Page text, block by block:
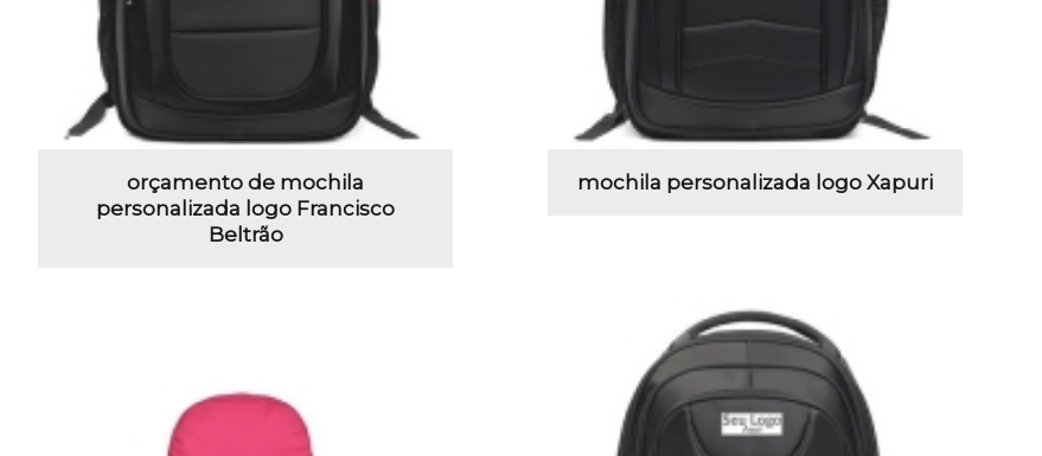
orçamento de mochila
personalizada logo Francisco
Beltrão
mochila personalizada logo Xapuri